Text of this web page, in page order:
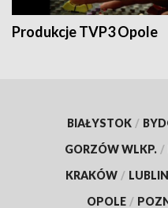
Produkcje TVP3 Opole
BIAŁYSTOK /
GORZÓW WLKP. /
KRAKÓW / LUBLIN
OPOLE /